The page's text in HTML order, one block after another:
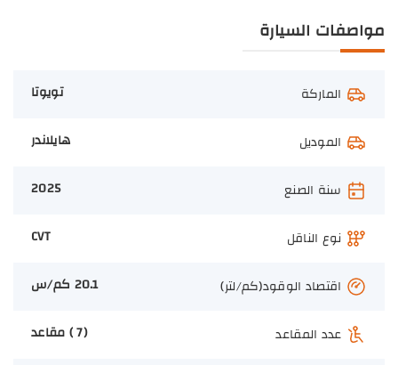
مواصفات السيارة
الماركة تويوتا
الموديل هايلاندر
سنة الصنع 2025
نوع الناقل CVT
اقتصاد الوقود(كم/لتر) 20.1 كم/س
عدد المقاعد (7 ) مقاعد